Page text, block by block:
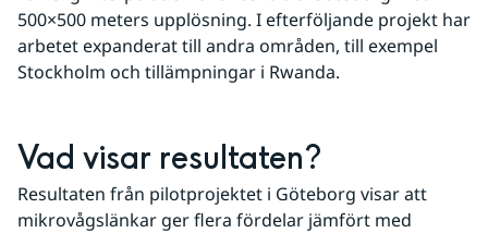
500×500 meters upplösning. I efterföljande projekt har
arbetet expanderat till andra områden, till exempel
Stockholm och tillämpningar i Rwanda.
Vad visar resultaten?
Resultaten från pilotprojektet i Göteborg visar att
mikrovågslänkar ger flera fördelar jämfört med